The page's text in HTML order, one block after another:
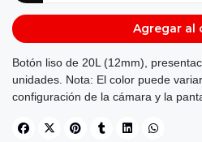
Agregar al
Botón liso de 20L (12mm),
unidades. Nota: El color puede
configuración de la cámara y la